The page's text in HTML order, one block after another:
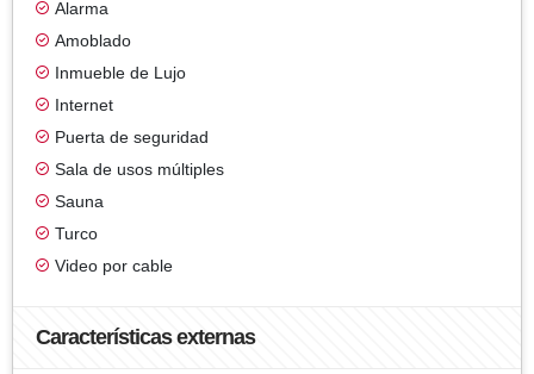
Alarma
Amoblado
Inmueble de Lujo
Internet
Puerta de seguridad
Sala de usos múltiples
Sauna
Turco
Video por cable
Características externas